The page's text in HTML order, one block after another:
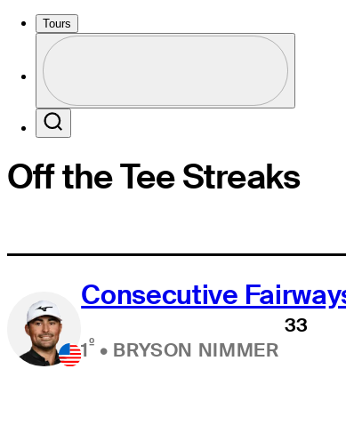
Tours
Profile / PGA Tour Pass Logo
Off the Tee Streaks
Consecutive
1º • BRYSON NIMMER
33